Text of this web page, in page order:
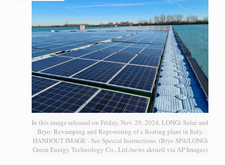
In this image released on Friday, Nov. 29, 2024, LONGi Solar and
Bryo: Revamping and Repowering of a floating plant in Italy.
HANDOUT IMAGE - See Special Instructions. (Bryo SPA/LONGi
Green Energy Technology Co., Ltd./news aktuell via AP Images)